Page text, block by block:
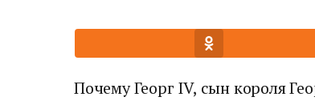
Почему Георг IV, сын короля